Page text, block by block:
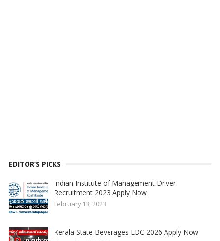
EDITOR’S PICKS
Indian Institute of Management Driver
Recruitment 2023 Apply Now
February 13, 2023
Kerala State Beverages LDC 2026 Apply Now